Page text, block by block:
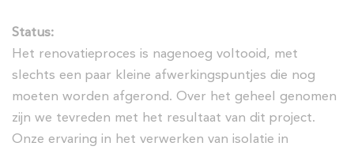
Status:
Het renovatieproces is nagenoeg voltooid, met
slechts een paar kleine afwerkingspuntjes die nog
moeten worden afgerond. Over het geheel genomen
zijn we tevreden met het resultaat van dit project.
Onze ervaring in het verwerken van isolatie in